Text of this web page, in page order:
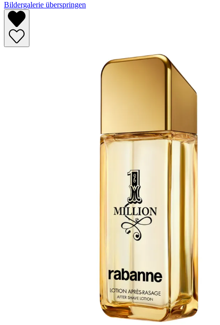
Bildergalerie überspringen